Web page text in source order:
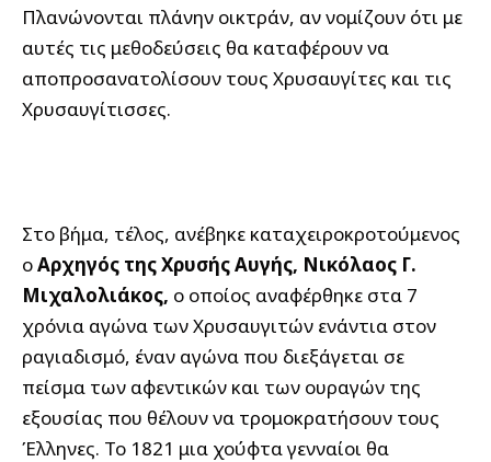
Πλανώνονται πλάνην οικτράν, αν νομίζουν ότι με
αυτές τις μεθοδεύσεις θα καταφέρουν να
αποπροσανατολίσουν τους Χρυσαυγίτες και τις
Χρυσαυγίτισσες.
Στο βήμα, τέλος, ανέβηκε καταχειροκροτούμενος
οΑρχηγός της Χρυσής Αυγής, Νικόλαος Γ.
Μιχαλολιάκος, ο οποίος αναφέρθηκε στα 7
χρόνια αγώνα των Χρυσαυγιτών ενάντια στον
ραγιαδισμό, έναν αγώνα που διεξάγεται σε
πείσμα των αφεντικών και των ουραγών της
εξουσίας που θέλουν να τρομοκρατήσουν τους
Έλληνες. Το 1821 μια χούφτα γενναίοι θα